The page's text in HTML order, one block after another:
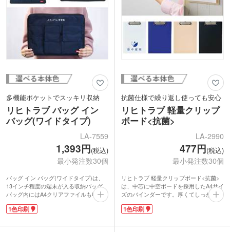
印刷は1色印刷が可能です。ロゴが映え
てシックでおしゃれなホルダーを製作で
きます。企業主催セミナーのワンランク
アップノベルティにいかがでしょうか。
動画提供:LIHIT LAB.
多機能ポケットでスッキリ収納
リヒトラブ バッグ イン
バッグ(ワイドタイプ)
LA-7559
1,393円(税込)
最小発注数30個
バッグ イン バッグ(ワイドタイプ)は、
13インチ程度の端末が入る収納バッグ。
バッグ内にはA4クリアファイルも収納
可能です。表面にはペンや小型ノートに
ぴったりなポケットが種類ごとについて
なポケットが1つ付き。小分けに入れる
1色印刷
抗菌仕様で繰り返し使っても安心
リヒトラブ 軽量クリップ
ボード<抗菌>
LA-2990
477円(税込)
最小発注数30個
リヒトラブ 軽量クリップボード<抗菌>
は、中芯に中空ボードを採用したA4サイ
ズのバインダーです。厚くてしっかりし
ているのに、重さはキウイフルーツ1個
分の約125gと超軽量で持ち運びにぴった
返しの使用に安心です。吊り下げての使
1色印刷